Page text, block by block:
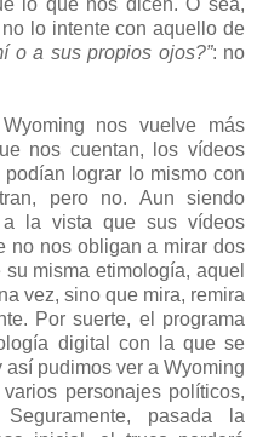
lo que nos dicen. O sea,
lo intente con aquello de
o a sus propios ojos?”: no
nos vuelve más
nos cuentan, los vídeos
podían lograr lo mismo con
pero no. Aun siendo
a la vista que sus vídeos
no nos obligan a mirar dos
misma etimología, aquel
vez, sino que mira, remira
Por suerte, el programa
digital con la que se
así pudimos ver a Wyoming
personajes políticos,
pasada la